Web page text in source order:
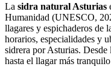
La sidra natural Asturias
Humanidad (UNESCO,
llagares y espichaderos de
horarios, especialidades y
sidrera por Asturias.
hasta el llagar más